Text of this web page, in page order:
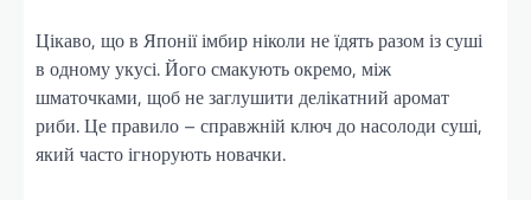
Цікаво, що в Японії імбир ніколи не їдять разом із суші
в одному укусі. Його смакують окремо, між
шматочками, щоб не заглушити делікатний аромат
риби. Це правило – справжній ключ до насолоди суші,
який часто ігнорують новачки.